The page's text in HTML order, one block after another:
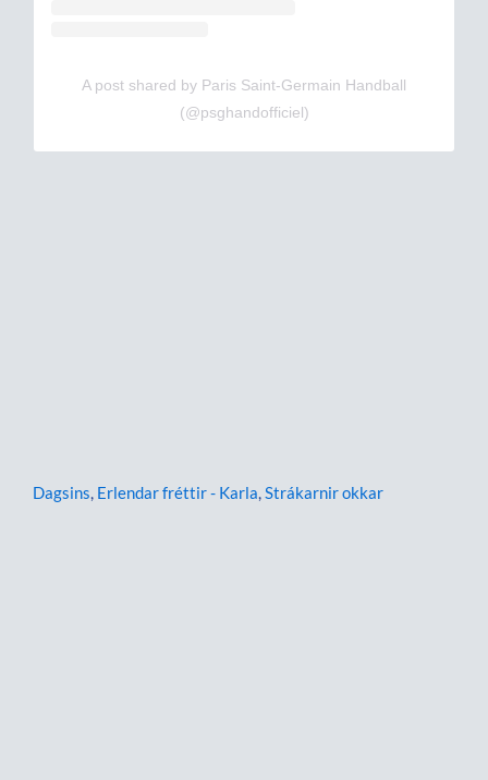
A post shared by Paris Saint-Germain Handball
(@psghandofficiel)
Dagsins, Erlendar fréttir - Karla,Strákarnir okkar